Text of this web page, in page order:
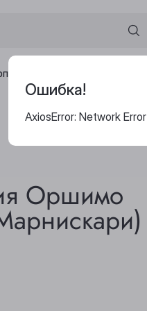
клиентам
Оршимо
Ошибка!
AxiosError: Network Error